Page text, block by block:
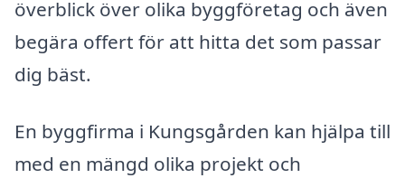
överblick över olika byggföretag och även
begära offert för att hitta det som passar
dig bäst.
En byggfirma i Kungsgården kan hjälpa till
med en mängd olika projekt och